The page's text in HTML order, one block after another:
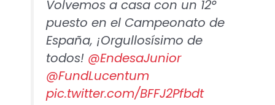
Volvemos a casa con un 12°
puesto en el Campeonato de
España, ¡Orgullosísimo de
todos! @EndesaJunior
@FundLucentum
pic.twitter.com/BFFJ2Pfbdt